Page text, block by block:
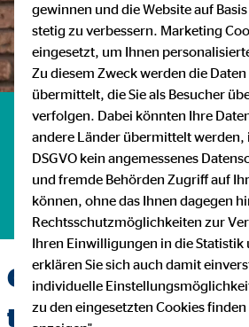
»Meine Ziele und Wünsche werden
OVB steht für die
gewinnen und die Website auf
stetig zu verbessern. Marketing
eingesetzt, um Ihnen
Zu diesem Zweck werden die
übermittelt, die Sie als Besucher
verfolgen. Dabei könnten Ihre
andere Länder übermittelt werden,
DSGVO kein angemessenes
und fremde Behörden Zugriff auf
können, ohne das Ihnen dagegen
Rechtsschutzmöglichkeiten zur
Ihren Einwilligungen in die Statistik
erklären Sie sich auch damit
individuelle
zu den eingesetzten Cookies